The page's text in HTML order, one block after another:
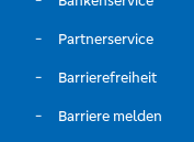
Partnerservice
Barrierefreiheit
Barriere melden